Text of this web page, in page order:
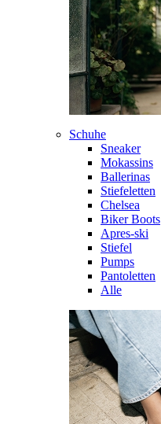
Schuhe
Sneaker
Mokassins
Ballerinas
Stiefeletten
Chelsea
Biker Boots
Apres-ski
Stiefel
Pumps
Pantoletten
Alle